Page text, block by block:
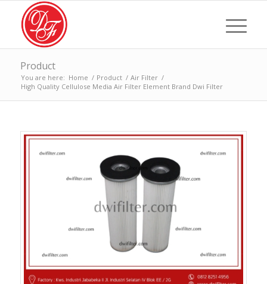
Product
You are here: Home / Product / Air Filter /
High Quality Cellulose Media Air Filter Element Brand Dwi Filter